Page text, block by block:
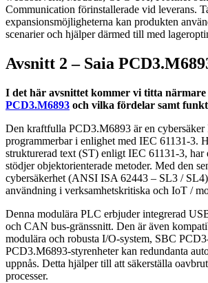
Communication förinstallerade vid leverans.
expansionsmöjligheterna kan produkten
scenarier och hjälper därmed till med
Avsnitt 2 – Saia
I det här avsnittet kommer vi titta
PCD3.M6893 och vilka fördelar samt
Den kraftfulla PCD3.M6893 är en cybersäker
programmerbar i enlighet med IEC 61131-3.
strukturerad text (ST) enligt IEC 61131-3, har
stödjer objektorienterade metoder. Med den
cybersäkerhet (ANSI ISA 62443 – SL3 /
användning i verksamhetskritiska och IoT /
Denna modulära PLC erbjuder integrerad
och CAN bus-gränssnitt. Den är även
modulära och robusta I/O-system, SBC
PCD3.M6893-styrenheter kan redundanta
uppnås. Detta hjälper till att säkerställa
processer.